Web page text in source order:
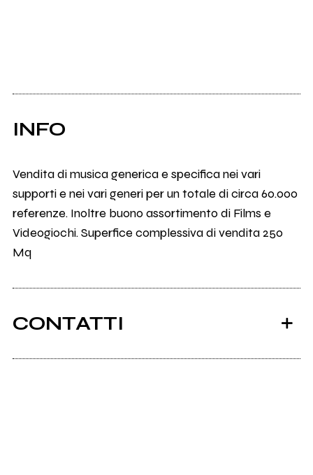
INFO
Vendita di musica generica e specifica nei vari
supporti e nei vari generi per un totale di circa 60.000
referenze. Inoltre buono assortimento di Films e
Videogiochi. Superfice complessiva di vendita 250
Mq
CONTATTI